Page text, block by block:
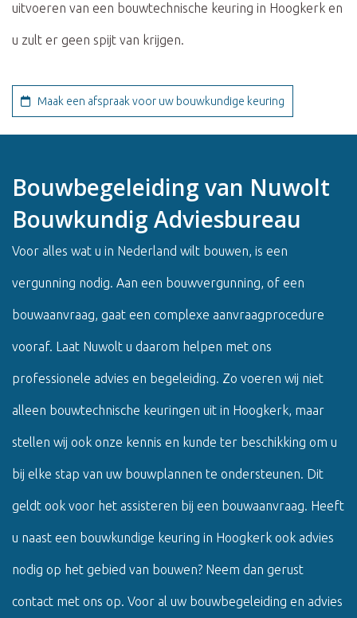
uitvoeren van een bouwtechnische keuring in Hoogkerk en
u zult er geen spijt van krijgen.
Maak een afspraak voor uw bouwkundige keuring
Bouwbegeleiding van Nuwolt
Bouwkundig Adviesbureau
Voor alles wat u in Nederland wilt bouwen, is een
vergunning nodig. Aan een bouwvergunning, of een
bouwaanvraag, gaat een complexe aanvraagprocedure
vooraf. Laat Nuwolt u daarom helpen met ons
professionele advies en begeleiding. Zo voeren wij niet
alleen bouwtechnische keuringen uit in Hoogkerk, maar
stellen wij ook onze kennis en kunde ter beschikking om u
bij elke stap van uw bouwplannen te ondersteunen. Dit
geldt ook voor het assisteren bij een bouwaanvraag. Heeft
u naast een bouwkundige keuring in Hoogkerk ook advies
nodig op het gebied van bouwen? Neem dan gerust
contact met ons op. Voor al uw bouwbegeleiding en advies